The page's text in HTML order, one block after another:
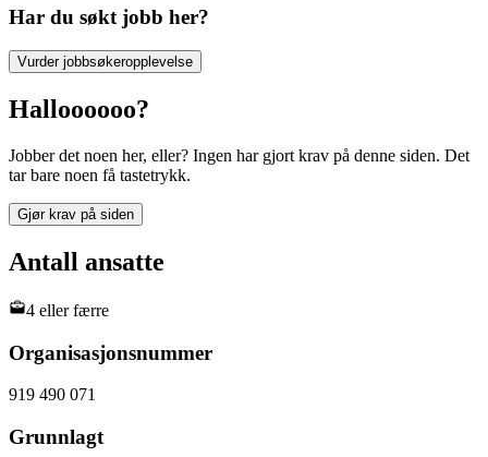
Har du søkt jobb her?
Vurder jobbsøkeropplevelse
Halloooooo?
Jobber det noen her, eller? Ingen har gjort krav på denne siden. Det
tar bare noen få tastetrykk.
Gjør krav på siden
Antall ansatte
4 eller færre
Organisasjonsnummer
919 490 071
Grunnlagt